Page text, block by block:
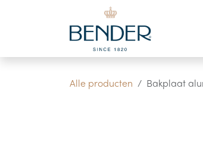
Overslaan naar inhoud
Alle producten Bakplaat